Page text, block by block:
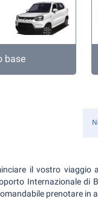
base
il vostro viaggio
Internazionale di
prenotare in